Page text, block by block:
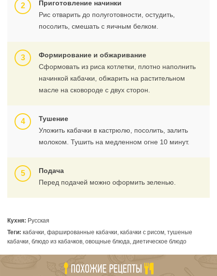
Приготовление начинки
Рис отварить до полуготовности, остудить,
посолить, смешать с яичным белком.
Формирование и обжаривание
Сформовать из риса котлетки, плотно наполнить
начинкой кабачки, обжарить на растительном
масле на сковороде с двух сторон.
Тушение
Уложить кабачки в кастрюлю, посолить, залить
молоком. Тушить на медленном огне 10 минут.
Подача
Перед подачей можно оформить зеленью.
Кухня: Русская
Теги: кабачки, фаршированные кабачки, кабачки с рисом, тушеные
кабачки, блюдо из кабачков, овощные блюда, диетическое блюдо
ПОХОЖИЕ РЕЦЕПТЫ